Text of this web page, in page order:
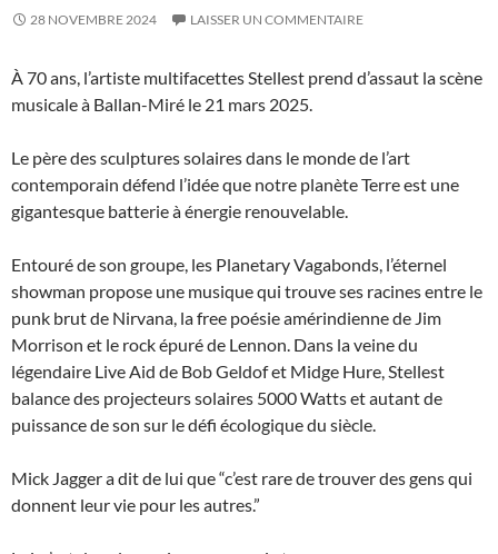
28 NOVEMBRE 2024 LAISSER UN COMMENTAIRE
À 70 ans, l’artiste multifacettes Stellest prend d’assaut la scène
musicale à Ballan-Miré le 21 mars 2025.
Le père des sculptures solaires dans le monde de l’art
contemporain défend l’idée que notre planète Terre est une
gigantesque batterie à énergie renouvelable.
Entouré de son groupe, les Planetary Vagabonds, l’éternel
showman propose une musique qui trouve ses racines entre le
punk brut de Nirvana, la free poésie amérindienne de Jim
Morrison et le rock épuré de Lennon. Dans la veine du
légendaire Live Aid de Bob Geldof et Midge Hure, Stellest
balance des projecteurs solaires 5000 Watts et autant de
puissance de son sur le défi écologique du siècle.
Mick Jagger a dit de lui que “c’est rare de trouver des gens qui
donnent leur vie pour les autres.”